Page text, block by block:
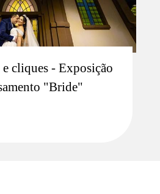
cliques - Exposição
"Bride"